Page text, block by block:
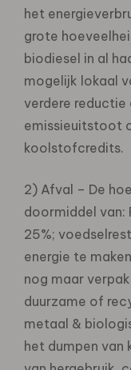
het
grote
biodiesel in al
mogelijk lokaal
verdere reductie
emissieuitstoot
koolstofcredits.
2) Afval – De
doormiddel van:
25%;
energie te
nog maar
duurzame of
metaal &
het dumpen van